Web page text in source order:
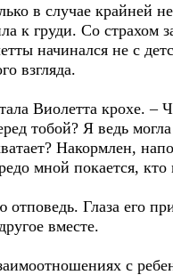
в случае крайней
к груди. Со страхом
начинался не с
взгляда.
Виолетта крохе. –
тобой? Я ведь
Накормлен,
мной покается,
Глаза его
вместе.
с